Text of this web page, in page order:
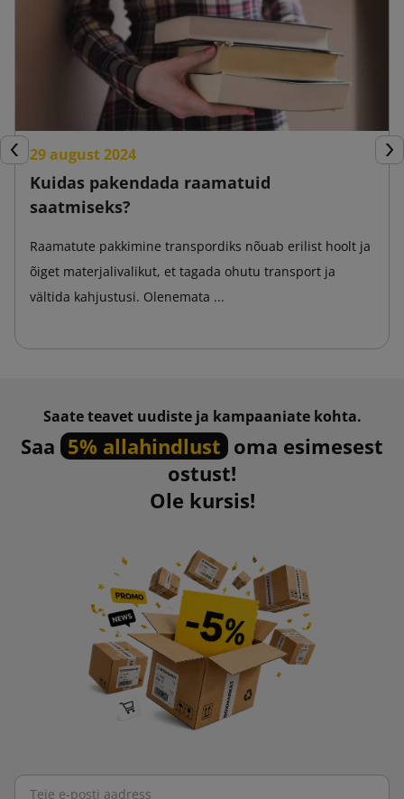
Eelmine
29 august 2024
Kuidas pakendada raamatuid
saatmiseks?
Raamatute pakkimine transpordiks nõuab erilist hoolt ja
õiget materjalivalikut, et tagada ohutu transport ja
vältida kahjustusi. Olenemata ...
Saate teavet uudiste ja kampaaniate kohta.
Saa 5% allahindlust oma esimesest
ostust!
Ole kursis!